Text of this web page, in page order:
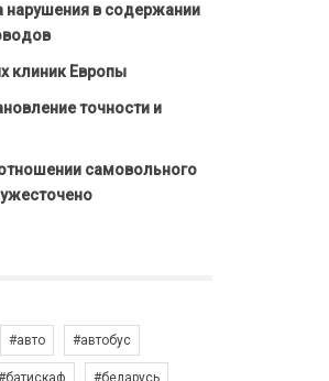
нарушения в содержании
клиник Европы
точности и
самовольного
#авто #автобус
#беларусь